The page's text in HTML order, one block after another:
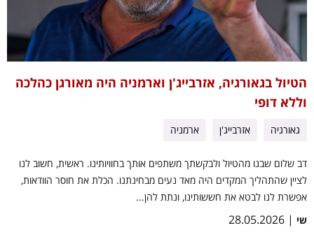
הטיול בגאורגיה, אזרבייג'ן וארמניה היה מאורגן כהלכה
וללא דופי
גאורגיה אזרבייג'ן ארמניה
דב שלום שבנו מהטיול ולבקשתך משתפים אותך בחוויותינו. ראשית, חשוב לנו
לציין שהתהליך המקדים היה מאד נעים מבחינתנו. הכלת את חוסר הוודאות,
אפשרת לנו לבטא את חששותינו, ונתת להן...
שי | 28.05.2026